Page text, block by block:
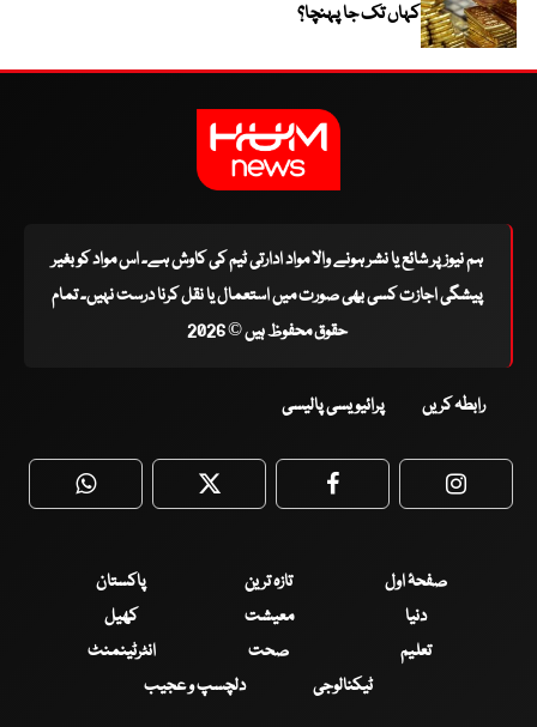
کہاں تک جا پہنچا؟
ہم نیوز پر شائع یا نشر ہونے والا مواد ادارتی ٹیم کی کاوش ہے۔ اس مواد کو بغیر
پیشگی اجازت کسی بھی صورت میں استعمال یا نقل کرنا درست نہیں۔ تمام
حقوق محفوظ ہیں © 2026
رابطہ کریں پرائیویسی پالیسی
WhatsApp Twitter Facebook
صفحۂ اول تازہ ترین
پاکستان
دنیا
معیشت
کھیل
تعلیم
صحت
انٹرٹینمنٹ
ٹیکنالوجی
دلچسپ و عجیب